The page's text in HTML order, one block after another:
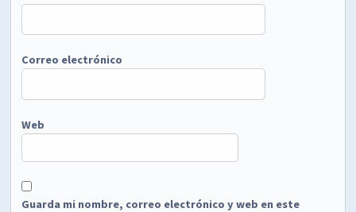
Correo electrónico
Web
Guarda mi nombre, correo electrónico y web en este